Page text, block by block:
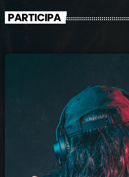
PARTICIPA